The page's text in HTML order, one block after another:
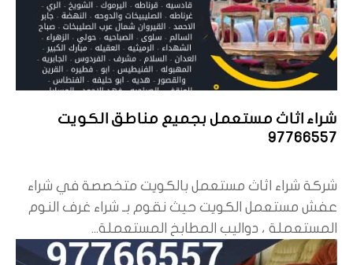
شراء اثاث مستعمل بجميع مناطق الكويت
97766557
شركة شراء اثاث مستعمل بالكويت متخصصة في شراء
عفش مستعمل الكويت حيث نقوم بـ شراء غرف النوم
المستعملة ، دواليب المطابخ المستعملة...